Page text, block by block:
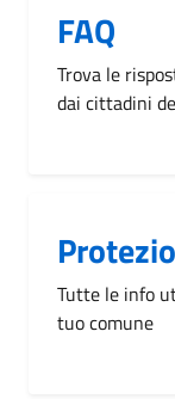
FAQ
Trova le
dai cittadini
Tutte le info
tuo comune